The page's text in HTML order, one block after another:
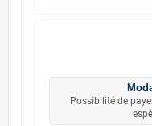
Possibilité de